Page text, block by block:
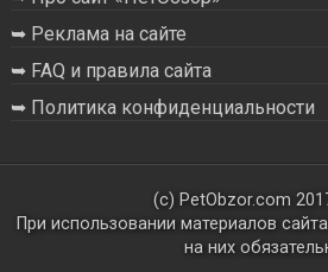
Реклама на сайте
FAQ и правила сайта
Политика конфиденциальности
(с) PetObzor.com
При использовании материалов
на них